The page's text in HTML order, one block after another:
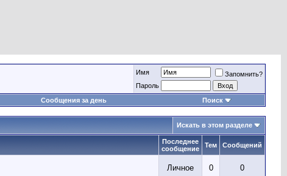
Имя
Запомнить?
Пароль
Сообщения за день Поиск
Искать в этом разделе
Последнее
сообщение
Тем Сообщений
Личное 0 0